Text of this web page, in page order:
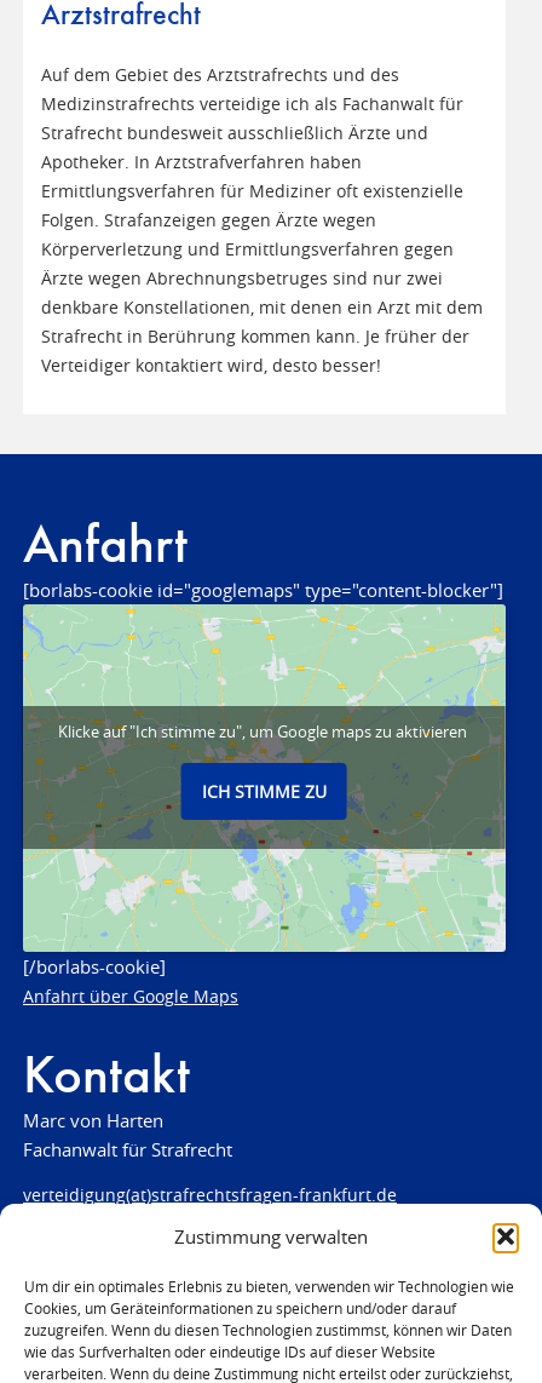
Zustimmung verwalten
Um dir ein optimales Erlebnis zu bieten, verwenden wir Technologien wie
Cookies, um Geräteinformationen zu speichern und/oder darauf
zuzugreifen. Wenn du diesen Technologien zustimmst, können wir Daten
wie das Surfverhalten oder eindeutige IDs auf dieser Website
verarbeiten. Wenn du deine Zustimmung nicht erteilst oder zurückziehst,
Arztstrafrecht
Auf dem Gebiet des Arztstrafrechts und des
Medizinstrafrechts verteidige ich als Fachanwalt für
Strafrecht bundesweit ausschließlich Ärzte und
Apotheker. In Arztstrafverfahren haben
Ermittlungsverfahren für Mediziner oft existenzielle
Folgen. Strafanzeigen gegen Ärzte wegen
Körperverletzung und Ermittlungsverfahren gegen
Ärzte wegen Abrechnungsbetruges sind nur zwei
denkbare Konstellationen, mit denen ein Arzt mit dem
Strafrecht in Berührung kommen kann. Je früher der
Verteidiger kontaktiert wird, desto besser!
Anfahrt
[borlabs-cookie id="googlemaps" type="content-blocker"]
Klicke auf "Ich stimme zu", um Google maps zu aktivieren
ICH STIMME ZU
[/borlabs-cookie]
Anfahrt über Google Maps
Kontakt
Marc von Harten
Fachanwalt für Strafrecht
verteidigung(at)strafrechtsfragen-frankfurt.de
www.strafrechtsfragen-frankfurt.de
Louisenstraße 84
61348 Bad Homburg
Telefon:06172 - 66 28 00
Telefax: 06172 - 66 28 01